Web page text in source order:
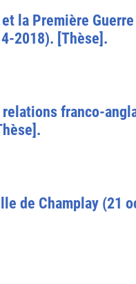
la Première
2018). [Thèse].
franco-
de Champlay (21